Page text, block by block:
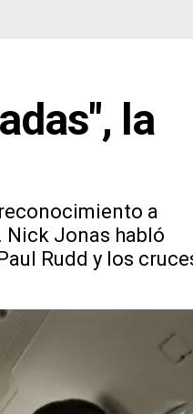
la
a
Nick Jonas habló
Rudd y los